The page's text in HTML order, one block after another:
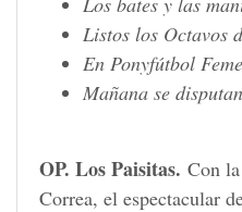
Listos los Octavos
En Ponyfútbol
Mañana se
OP. Los Paisitas. Con
Correa, el espectacular